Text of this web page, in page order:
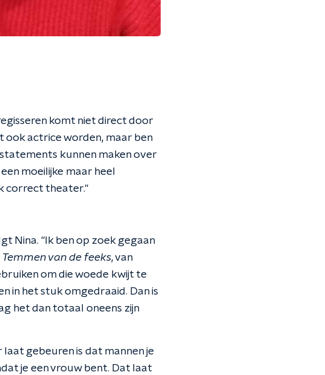
komt niet direct door
ook actrice worden, maar ben
kunnen maken over
moeilijke maar heel
correct theater."
Nina. "Ik ben op zoek gegaan
Temmen van de feeks, van
om die woede kwijt te
in het stuk omgedraaid. Dan is
het dan totaal oneens zijn
gebeuren is dat mannen je
je een vrouw bent. Dat laat